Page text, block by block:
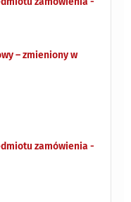
– zmieniony w
zamówienia -